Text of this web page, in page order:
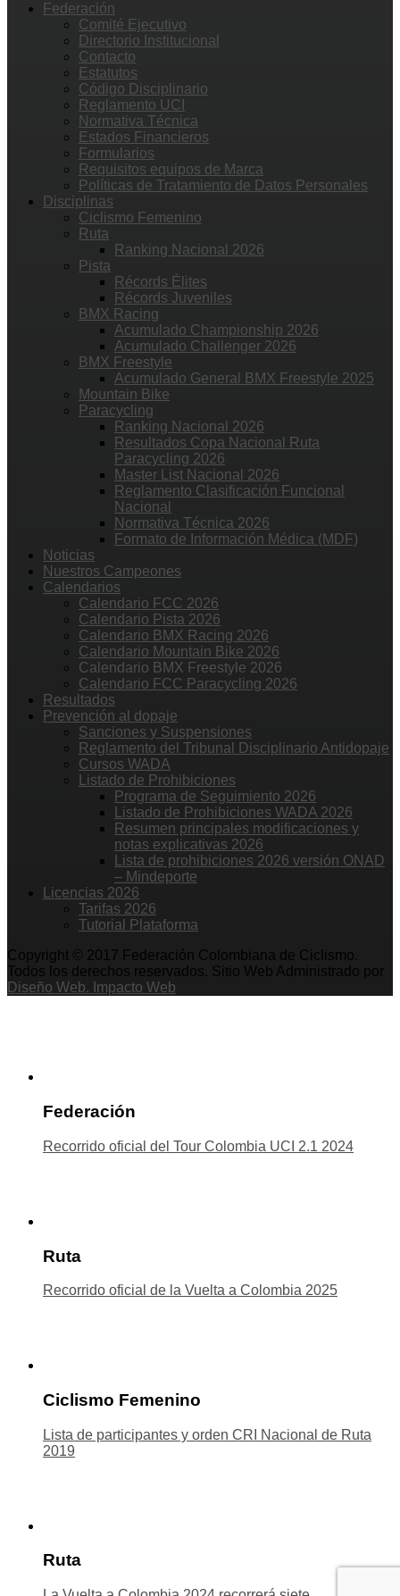
Federación
Comité Ejecutivo
Directorio Institucional
Contacto
Estatutos
Código Disciplinario
Reglamento UCI
Normativa Técnica
Estados Financieros
Formularios
Requisitos equipos de Marca
Políticas de Tratamiento de Datos Personales
Disciplinas
Ciclismo Femenino
Ruta
Ranking Nacional 2026
Pista
Récords Élites
Récords Juveniles
BMX Racing
Acumulado Championship 2026
Acumulado Challenger 2026
BMX Freestyle
Acumulado General BMX Freestyle 2025
Mountain Bike
Paracycling
Ranking Nacional 2026
Resultados Copa Nacional Ruta
Paracycling 2026
Master List Nacional 2026
Reglamento Clasificación Funcional
Nacional
Normativa Técnica 2026
Formato de Información Médica (MDF)
Noticias
Nuestros Campeones
Calendarios
Calendario FCC 2026
Calendario Pista 2026
Calendario BMX Racing 2026
Calendario Mountain Bike 2026
Calendario BMX Freestyle 2026
Calendario FCC Paracycling 2026
Resultados
Prevención al dopaje
Sanciones y Suspensiones
Reglamento del Tribunal Disciplinario Antidopaje
Cursos WADA
Listado de Prohibiciones
Programa de Seguimiento 2026
Listado de Prohibiciones WADA 2026
Resumen principales modificaciones y
notas explicativas 2026
Lista de prohibiciones 2026 versión ONAD
– Mindeporte
Licencias 2026
Tarifas 2026
Tutorial Plataforma
Copyright © 2017 Federación Colombiana de Ciclismo.
Todos los derechos reservados. Sitio Web Administrado por
Diseño Web. Impacto Web
Federación
Recorrido oficial del Tour Colombia UCI 2.1 2024
Ruta
Recorrido oficial de la Vuelta a Colombia 2025
Ciclismo Femenino
Lista de participantes y orden CRI Nacional de Ruta
2019
Ruta